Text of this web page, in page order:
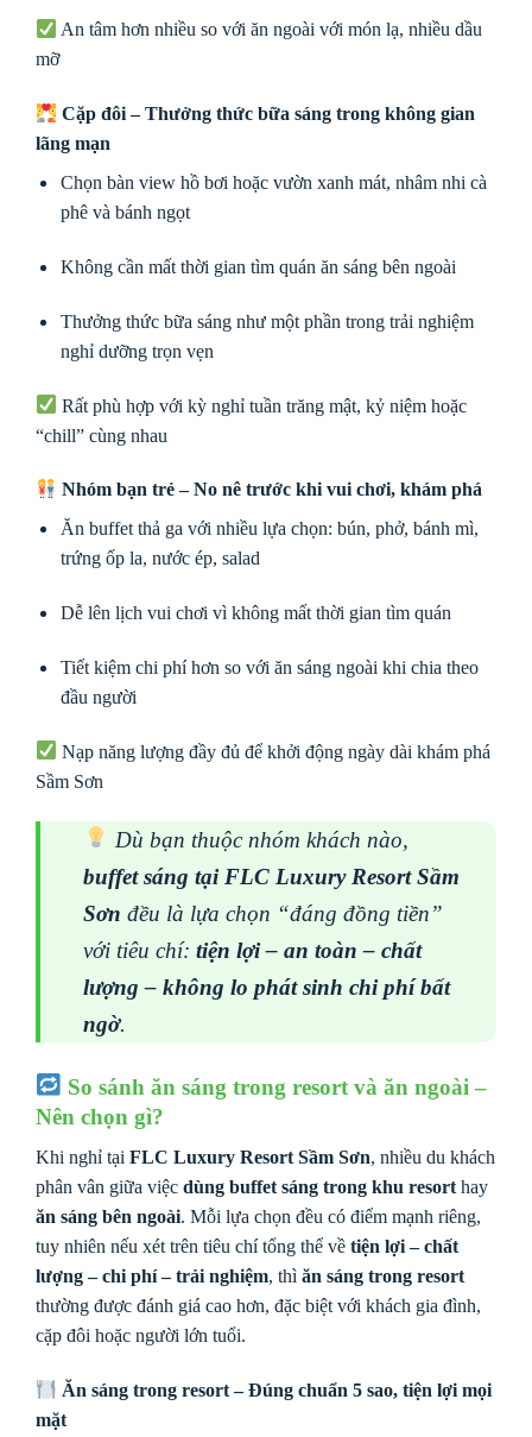
An tâm hơn nhiều so với ăn ngoài với món lạ, nhiều dầu
mỡ
Cặp đôi – Thưởng thức bữa sáng trong không gian
lãng mạn
Chọn bàn view hồ bơi hoặc vườn xanh mát, nhâm nhi cà
phê và bánh ngọt
Không cần mất thời gian tìm quán ăn sáng bên ngoài
Thưởng thức bữa sáng như một phần trong trải nghiệm
nghỉ dưỡng trọn vẹn
Rất phù hợp với kỳ nghỉ tuần trăng mật, kỷ niệm hoặc
“chill” cùng nhau
Nhóm bạn trẻ – No nê trước khi vui chơi, khám phá
Ăn buffet thả ga với nhiều lựa chọn: bún, phở, bánh mì,
trứng ốp la, nước ép, salad
Dễ lên lịch vui chơi vì không mất thời gian tìm quán
Tiết kiệm chi phí hơn so với ăn sáng ngoài khi chia theo
đầu người
Nạp năng lượng đầy đủ để khởi động ngày dài khám phá
Sầm Sơn
Dù bạn thuộc nhóm khách nào,
buffet sáng tại FLC Luxury Resort Sầm
Sơn đều là lựa chọn “đáng đồng tiền”
với tiêu chí: tiện lợi – an toàn – chất
lượng – không lo phát sinh chi phí bất
ngờ.
So sánh ăn sáng trong resort và ăn ngoài –
Nên chọn gì?
Khi nghỉ tại FLC Luxury Resort Sầm Sơn, nhiều du khách
phân vân giữa việc dùng buffet sáng trong khu resort hay
ăn sáng bên ngoài. Mỗi lựa chọn đều có điểm mạnh riêng,
tuy nhiên nếu xét trên tiêu chí tổng thể về tiện lợi – chất
lượng – chi phí – trải nghiệm, thì ăn sáng trong resort
thường được đánh giá cao hơn, đặc biệt với khách gia đình,
cặp đôi hoặc người lớn tuổi.
Ăn sáng trong resort – Đúng chuẩn 5 sao, tiện lợi mọi
mặt